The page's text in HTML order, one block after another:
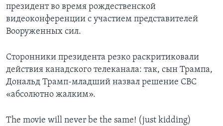
президент во время рождественской
видеоконференции с участием представителей
Вооруженных сил.
Сторонники президента резко раскритиковали
действия канадского телеканала: так, сын Трампа,
Дональд Трамп-младший назвал решение CBC
«абсолютно жалким».
The movie will never be the same! (just kidding)